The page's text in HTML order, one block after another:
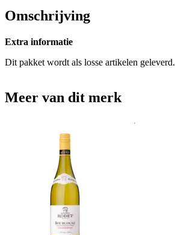
Omschrijving
Extra informatie
Dit pakket wordt als losse artikelen geleverd.
Meer van dit merk